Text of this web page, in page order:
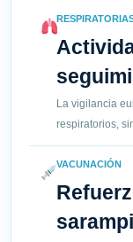
La vigilancia
respiratorios,
VACUNACIÓN